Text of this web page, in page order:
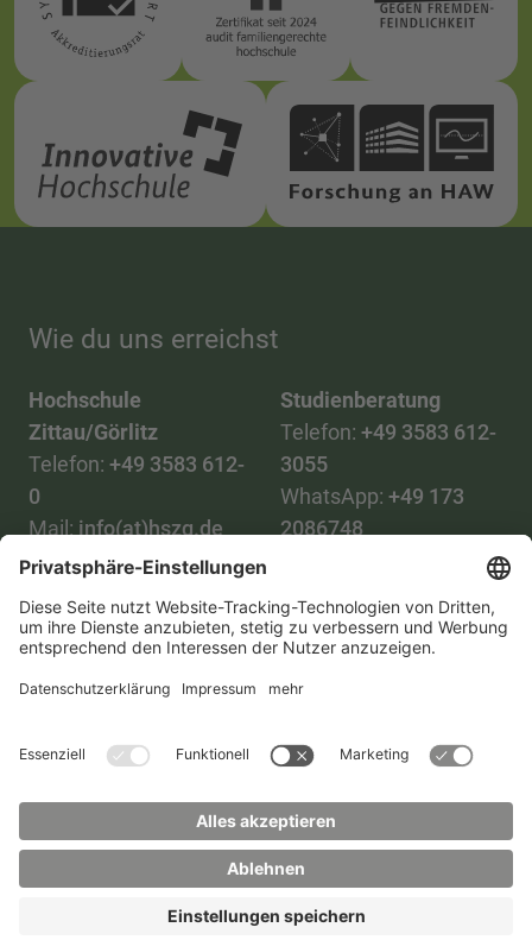
Wie du uns erreichst
Hochschule
Zittau/Görlitz
Telefon: +49 3583 612-
0
Mail:info(at)hszg.de
Studienberatung
Telefon: +49 3583 612-
3055
WhatsApp: +49 173
2086748
Alle StudiengängeDatenschutz
ImpressumBarrierefreiheitPresse